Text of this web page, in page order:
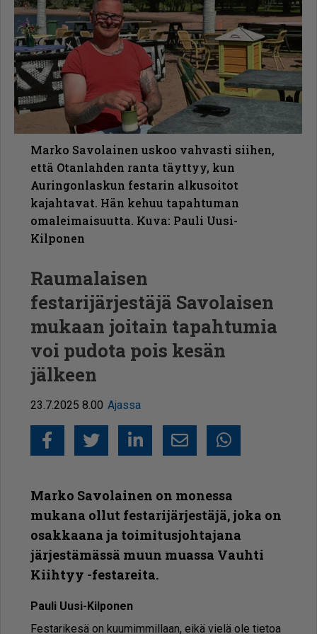
Marko Savolainen uskoo vahvasti siihen,
että Otanlahden ranta täyttyy, kun
Auringonlaskun festarin alkusoitot
kajahtavat. Hän kehuu tapahtuman
omaleimaisuutta. Kuva: Pauli Uusi-
Kilponen
Raumalaisen
festarijärjestäjä Savolaisen
mukaan joitain tapahtumia
voi pudota pois kesän
jälkeen
23.7.2025 8.00 Ajassa
FacebookTwitter
LinkedIn
SähköpostiWhatsapp
Marko Savolainen on monessa
mukana ollut festarijärjestäjä, joka on
osakkaana ja toimitusjohtajana
järjestämässä muun muassa Vauhti
Kiihtyy -festareita.
Pau­li Uu­si-Kil­po­nen
Fes­ta­ri­ke­sä on kuu­mim­mil­laan, ei­kä vie­lä ole tie­toa